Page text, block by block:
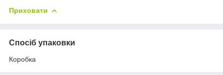
Приховати
Спосіб упаковки
Коробка